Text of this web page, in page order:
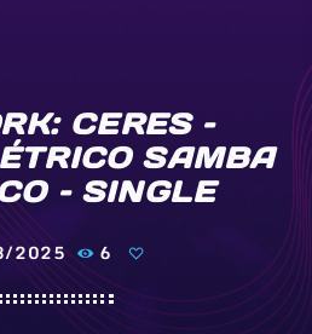
CERES –
SAMBA
– SINGLE
2025 6